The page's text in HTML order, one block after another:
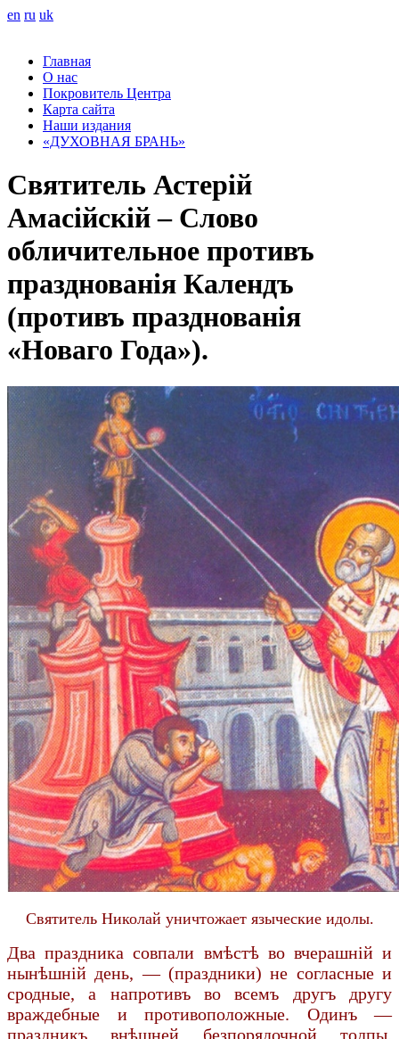
en ru uk
Главная
О нас
Покровитель Центра
Карта сайта
Наши издания
«ДУХОВНАЯ БРАНЬ»
Святитель Астерій
Амасійскій – Слово
обличительное противъ
празднованія Календъ
(противъ празднованія
«Новаго Года»).
Святитель Николай уничтожает языческие идолы.
Два праздника совпали вмѣстѣ во вчерашній и
нынѣшній день, — (праздники) не согласные и
сродные, а напротивъ во всемъ другъ другу
враждебные и противоположные. Одинъ —
праздникъ внѣшней безпорядочной толпы,